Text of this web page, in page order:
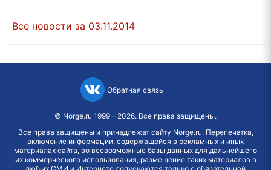
Все новости за 03.11.2014
Обратная связь
© Norge.ru 1999—2026. Все права защищены.
Все права защищены и принадлежат сайту Norge.ru. Перепечатка,
включение информации, содержащейся в рекламных и иных
материалах сайта, во всевозможные базы данных для дальнейшего
их коммерческого использования, размещение таких материалов в